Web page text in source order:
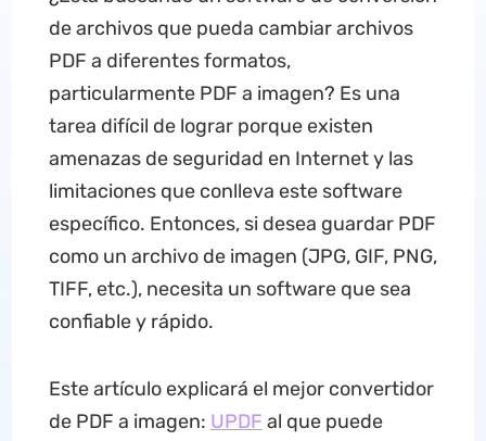
de archivos que pueda cambiar archivos
PDF a diferentes formatos,
particularmente PDF a imagen? Es una
tarea difícil de lograr porque existen
amenazas de seguridad en Internet y las
limitaciones que conlleva este software
específico. Entonces, si desea guardar PDF
como un archivo de imagen (JPG, GIF, PNG,
TIFF, etc.), necesita un software que sea
confiable y rápido.
Este artículo explicará el mejor convertidor
de PDF a imagen: UPDF al que puede